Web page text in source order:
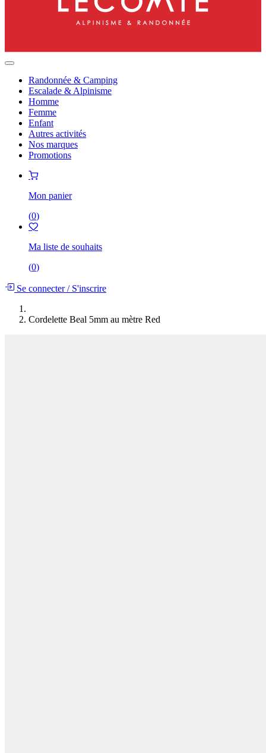
Randonnée & Camping
Escalade & Alpinisme
Homme
Femme
Enfant
Autres activités
Nos marques
Promotions
Mon panier
(0)
Ma liste de souhaits
(0)
Se connecter/S'inscrire
Cordelette Beal 5mm au mètre Red